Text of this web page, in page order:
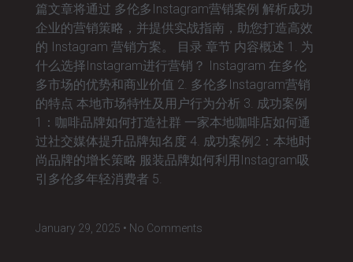
篇文章将通过 多伦多Instagram营销案例 解析成功
企业的营销策略，并提供实战指南，助您打造高效
的 Instagram 营销方案。 目录 章节 内容概述 1. 为
什么选择Instagram进行营销？ Instagram 在多伦
多市场的优势和商业价值 2. 多伦多Instagram营销
的特点 本地市场特性及用户行为分析 3. 成功案例
1：咖啡品牌如何打造社群 一家本地咖啡店如何通
过社交媒体提升品牌知名度 4. 成功案例2：本地时
尚品牌的增长策略 服装品牌如何利用Instagram吸
引多伦多年轻消费者 5.
January 29, 2025 No Comments